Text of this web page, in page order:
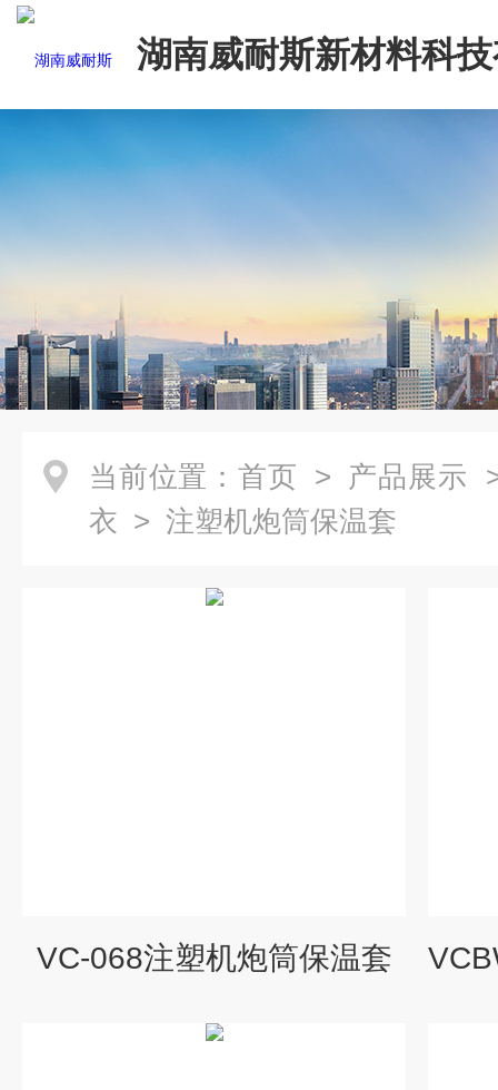
湖南威耐斯新材料科
司
当前位置： 首页 > 产品展示
衣 > 注塑机炮筒保温套
VC-068注塑机炮筒保温套